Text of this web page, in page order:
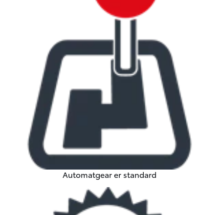
Automatgear er standard